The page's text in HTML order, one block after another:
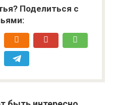
Поделиться с